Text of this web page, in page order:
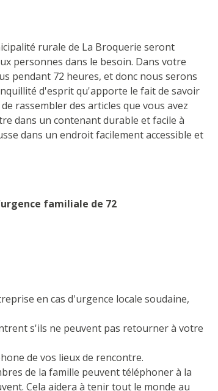
rurale de La Broquerie seront
personnes dans le besoin. Dans votre
pendant 72 heures, et donc nous serons
d'esprit qu'apporte le fait de savoir
rassembler des articles que vous avez
dans un contenant durable et facile à
dans un endroit facilement accessible et
familiale de 72
en cas d'urgence locale soudaine,
s'ils ne peuvent pas retourner à votre
de vos lieux de rencontre.
de la famille peuvent téléphoner à la
Cela aidera à tenir tout le monde au